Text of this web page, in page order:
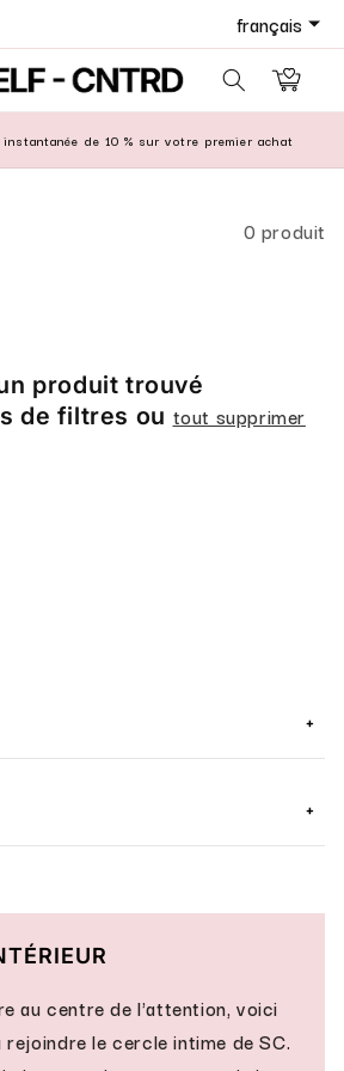
Panier
de 10 % sur votre premier achat
0 produit
produit trouvé
de filtres ou tout supprimer
+
+
au centre de l'attention, voici
le cercle intime de SC.